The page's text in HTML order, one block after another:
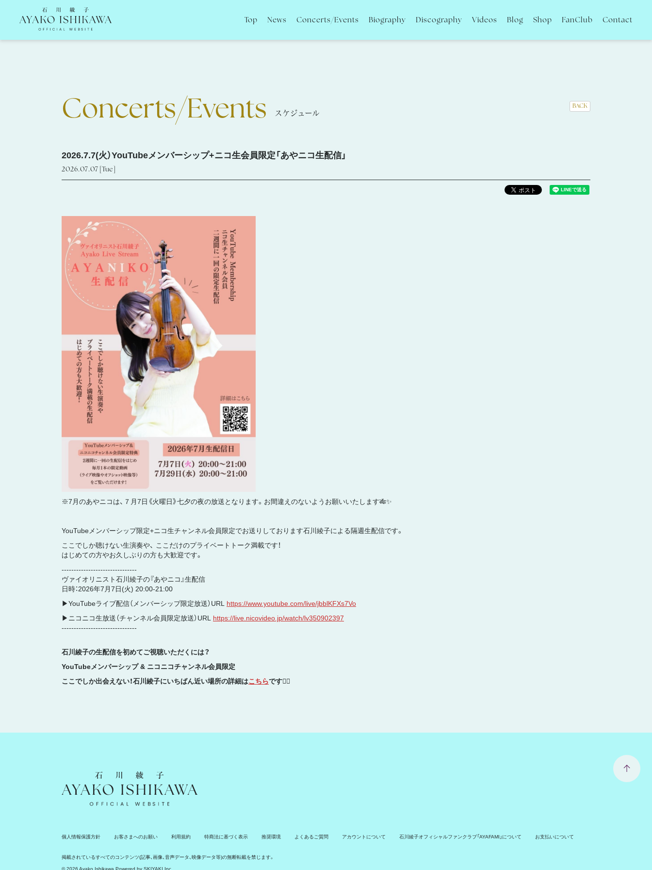
Top News Concerts/Events Biography Discography Videos Blog Shop FanClub Contact
Concerts/Events スケジュール
BACK
2026.7.7(火）YouTubeメンバーシップ+ニコ生会員限定「あやニコ生配信」
2026.07.07 [Tue]
※7月のあやニコは、７月7日《火曜日》七夕の夜の放送となります。お間違えのないようお願いいたします🎋✨
YouTubeメンバーシップ限定+ニコ生チャンネル会員限定でお送りしております石川綾子による隔週生配信です。
ここでしか聴けない生演奏や、 ここだけのプライベートトーク満載です！
はじめての方やお久しぶりの方も大歓迎です。
-------------------------------
ヴァイオリニスト石川綾子の『あやニコ』生配信
日時：2026年7月7日(火) 20:00-21:00
▶︎YouTubeライブ配信（メンバーシップ限定放送）URL https://www.youtube.com/live/jbblKFXs7Vo
▶︎ニコニコ生放送（チャンネル会員限定放送）URL https://live.nicovideo.jp/watch/lv350902397
-------------------------------
石川綾子の生配信を初めてご視聴いただくには？
YouTubeメンバーシップ & ニコニコチャンネル会員限定
ここでしか出会えない！石川綾子にいちばん近い場所の詳細はこちらです💁‍♀️
石川綾子 Ayako Ishikawa Official Website
個人情報保護方針 お客さまへのお願い 利用規約 特商法に基づく表示 推奨環境 よくあるご質問 アカウントについて 石川綾子オフィシャルファンクラブ「AYAFAMI」について お支払いについて
掲載されているすべてのコンテンツ(記事、画像、音声データ、映像データ等)の無断転載を禁じます。
© 2026 Ayako Ishikawa Powered by SKIYAKI Inc.